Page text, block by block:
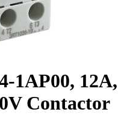
1AP00, 12A,
Contactor